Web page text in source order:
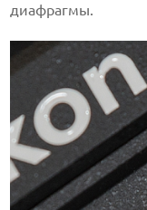
диафрагмы.